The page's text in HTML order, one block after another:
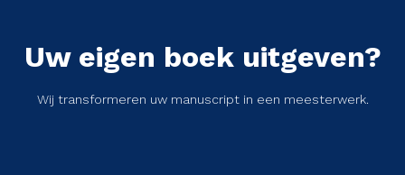
Uw eigen boek uitgeven?
Wij transformeren uw manuscript in een meesterwerk.